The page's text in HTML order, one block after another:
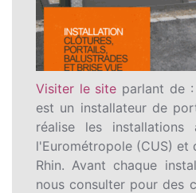
Visiter le site parlant de
est un installateur de
réalise les installations
l'Eurométropole (CUS) et
Rhin. Avant chaque
nous consulter pour des